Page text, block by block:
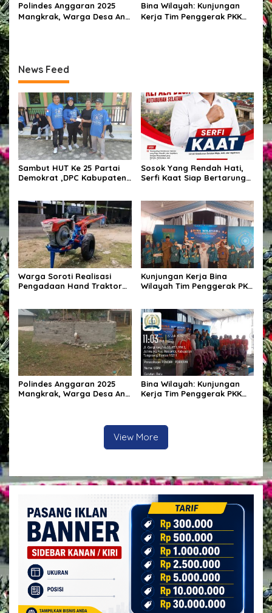
Polindes Anggaran 2025
Mangkrak, Warga Desa Ana
Bina Wilayah: Kunjungan
Kerja Tim Penggerak PKK
News Feed
Sambut HUT Ke 25 Partai
Demokrat ,DPC Kabupaten
Rumah Ibadah,Melalui
Gerakan Langit Biru
Indonesia ASRI.
Sosok Yang Rendah Hati,
Serfi Kaat Siap Bertarung
Warga Soroti Realisasi
Pengadaan Hand Traktor
Kunjungan Kerja Bina
Wilayah Tim Penggerak PKK
Kecamatan Kosambi
Polindes Anggaran 2025
Mangkrak, Warga Desa Ana
Bina Wilayah: Kunjungan
Kerja Tim Penggerak PKK
Kecamatan Kosambi Tahun
2026
View More